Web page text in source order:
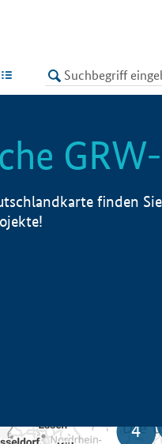
LISTE
finden